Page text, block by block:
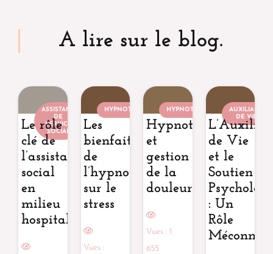
A lire sur le blog.
ASSISTANT
DE
SERVICE
SOCIAL
Le rôle
clé de
l’assistant
social
en
milieu
hospitalier
HYPNOTHÉRAPEUTE
Les
bienfaits
de
l’hypnothérapie
sur le
stress
Vues :
HYPNOTHÉRAPEUTE
Hypnothérapie
et
gestion
de la
douleur
Vues : 1
655
AUXILIAIRE
DE VIE
de Vie
et le
Soutien
: Un
Rôle
Méconnu